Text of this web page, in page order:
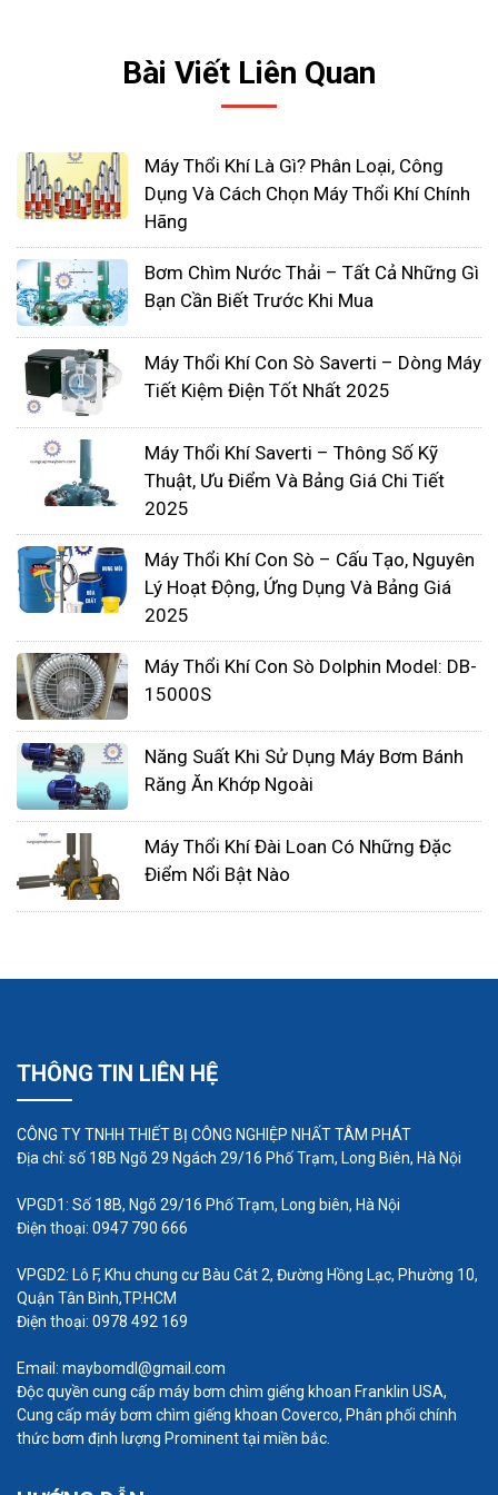
Các ứng dụng máy thổi khí con
Thiết kế nhỏ gọn, không gây ồn khi hoạt động, tiết
kiệm điện năng… chính là những đặc điểm nổi bật
và là ưu thế của các dòng máy thổi khí công suất
nhỏ. Cũng chính vì các ưu điểm này nên máy công
suất nhỏ được ưa chuộng và ứng dụng trong
nhiều lĩnh vực khác nhau.
Máy được sử dụng cho các bể nước thải nhỏ
để cung cấp oxy cho quá trình xử lý nước
thải, hoặc dùng để lên men hiếu khí.
Máy thổi khí công suất nhỏ cũng được ứng
dụng trong vận chuyển chất bột, thổi khí với
quy mô nhỏ.
Ứng dụng cho các ngành công nghiệp đúc,
mạ kim loại.
Ngoài ra, máy thổi khí công suất nhỏ cũng
được sử dụng cho các nhu cầu cá nhân khác
như sục khí bể bơi, hồ cá hoặc dùng trong
ngành nuôi trồng thủy hải sản.
Cách lựa chọn máy thổi khí con
sò mini ở đâu tốt nhất?
Trên thị trường hiện nay có rất nhiều loại máy thổi
khí đến từ các thương hiệu khác nhau để mọi
chọn bởi không phải tất cả mọi
suất nhỏđều có thể đáp ứng tốt nhu cầu sử dụng.
Để chọn được thiết bị phù hợp, đáp ứng tốt nhu
Bài Viết Liên Quan
Máy Thổi Khí Là Gì? Phân Loại, Công
Dụng Và Cách Chọn Máy Thổi Khí Chính
Hãng
Bơm Chìm Nước Thải – Tất Cả Những Gì
Bạn Cần Biết Trước Khi Mua
Máy Thổi Khí Con Sò Saverti – Dòng Máy
Tiết Kiệm Điện Tốt Nhất 2025
Máy Thổi Khí Saverti – Thông Số Kỹ
Thuật, Ưu Điểm Và Bảng Giá Chi Tiết
2025
Máy Thổi Khí Con Sò – Cấu Tạo, Nguyên
Lý Hoạt Động, Ứng Dụng Và Bảng Giá
2025
Máy Thổi Khí Con Sò Dolphin Model: DB-
15000S
Năng Suất Khi Sử Dụng Máy Bơm Bánh
Răng Ăn Khớp Ngoài
Máy Thổi Khí Đài Loan Có Những Đặc
Điểm Nổi Bật Nào
THÔNG TIN LIÊN HỆ
CÔNG TY TNHH THIẾT BỊ CÔNG NGHIỆP NHẤT TÂM PHÁT
Địa chỉ: số 18B Ngõ 29 Ngách 29/16 Phố Trạm, Long Biên, Hà Nội
VPGD1: Số 18B, Ngõ 29/16 Phố Trạm, Long biên, Hà Nội
Điện thoại: 0947 790 666
VPGD2: Lô F, Khu chung cư Bàu Cát 2, Đường Hồng Lạc, Phường 10,
Quận Tân Bình,TP.HCM
Điện thoại: 0978 492 169
Email: maybomdl@gmail.com
Độc quyền cung cấp máy bơm chìm giếng khoan Franklin USA,
Cung cấp máy bơm chìm giếng khoan Coverco, Phân phối chính
thức bơm định lượng Prominent tại miền bắc.